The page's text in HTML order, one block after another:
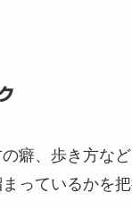
癖、歩き方な
っているかを把